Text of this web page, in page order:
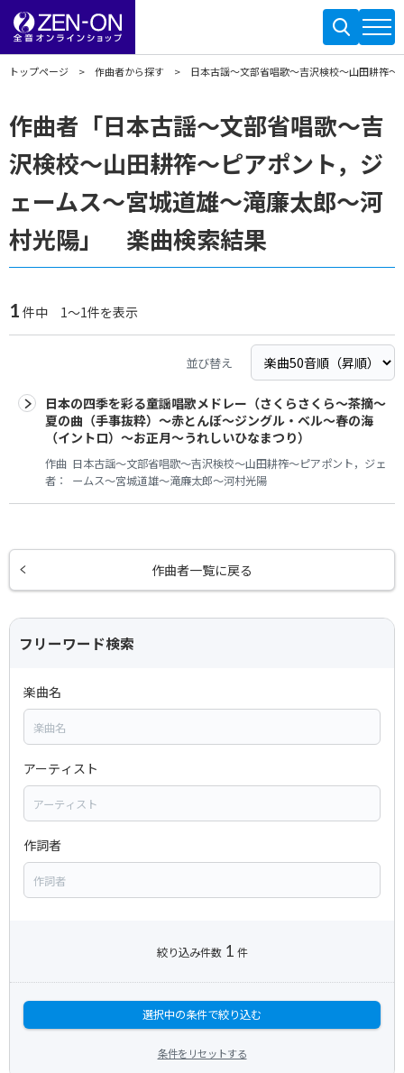
トップページ 作曲者から探す 日本古謡～文部省唱歌～吉沢検校～山田耕筰
作曲者「日本古謡～文部省唱歌～吉
沢検校～山田耕筰～ピアポント，ジ
ェームス～宮城道雄～滝廉太郎～河
村光陽」 楽曲検索結果
1 件中 1～1件を表示
並び替え
日本の四季を彩る童謡唱歌メドレー（さくらさくら～茶摘～
夏の曲（手事抜粋）～赤とんぼ～ジングル・ベル～春の海
（イントロ）～お正月～うれしいひなまつり）
作曲
者：
日本古謡～文部省唱歌～吉沢検校～山田耕筰～ピアポント，ジェ
ームス～宮城道雄～滝廉太郎～河村光陽
作曲者一覧に戻る
フリーワード検索
楽曲名
アーティスト
作詞者
絞り込み件数 1 件
選択中の条件で絞り込む
条件をリセットする